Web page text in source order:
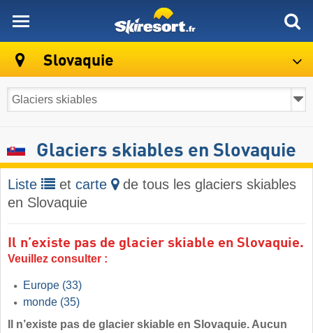
Slovaquie
Glaciers skiables en Slovaquie
Liste et carte
de tous les glaciers skiables
en Slovaquie
Il n’existe pas de glacier skiable en Slovaquie.
Veuillez consulter :
Europe (33)
monde (35)
Il n’existe pas de glacier skiable en Slovaquie. Aucun